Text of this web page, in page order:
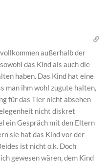
außerhalb der
das Kind als auch die
haben. Das Kind hat eine
man ihm wohl zugute halten,
für das Tier nicht absehen
nicht diskret
ein Gespräch mit den Eltern
sie hat das Kind vor der
ist nicht o.k. Doch
gewesen wären, dem Kind